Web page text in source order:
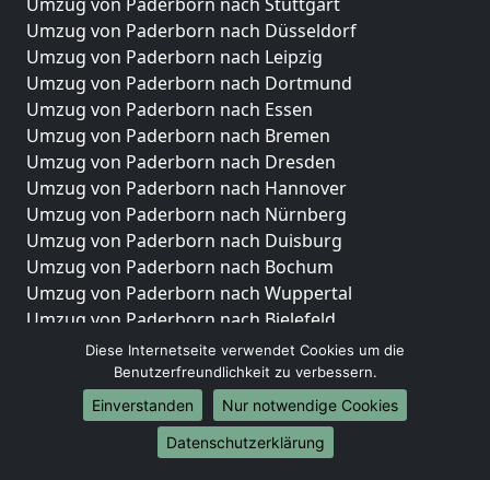
Umzug von Paderborn nach Düsseldorf
Umzug von Paderborn nach Leipzig
Umzug von Paderborn nach Dortmund
Umzug von Paderborn nach Essen
Umzug von Paderborn nach Bremen
Umzug von Paderborn nach Dresden
Umzug von Paderborn nach Hannover
Umzug von Paderborn nach Nürnberg
Umzug von Paderborn nach Duisburg
Umzug von Paderborn nach Bochum
Umzug von Paderborn nach Wuppertal
Umzug von Paderborn nach Bielefeld
Umzug von Paderborn nach Bonn
Umzug von Paderborn nach Münster
Internationale-Umzüge
Umzug von Paderborn nach Brasilien
Diese Internetseite verwendet Cookies um die
Benutzerfreundlichkeit zu verbessern.
Einverstanden
Nur notwendige Cookies
Datenschutzerklärung